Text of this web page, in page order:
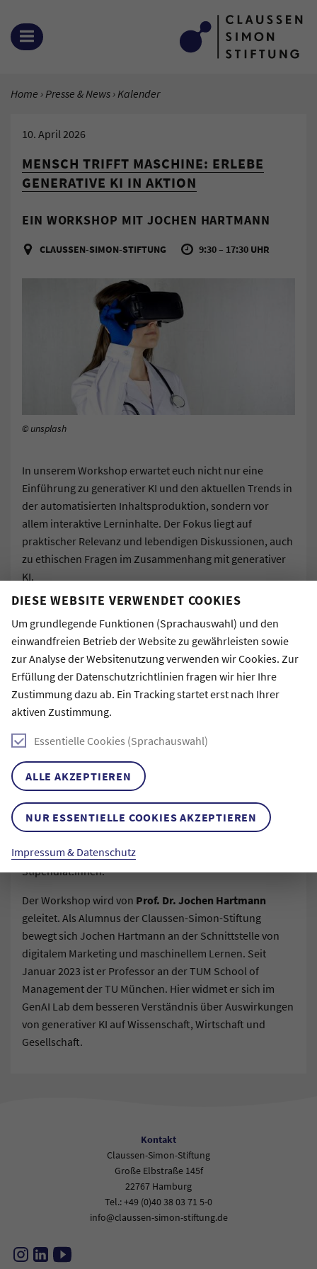
DIESE WEBSITE VERWENDET COOKIES
Um grundlegende Funktionen (Sprachauswahl) und den
einwandfreien Betrieb der Website zu gewährleisten sowie
zur Analyse der Websitenutzung verwenden wir Cookies. Zur
Erfüllung der Datenschutzrichtlinien fragen wir hier Ihre
Zustimmung dazu ab. Ein Tracking startet erst nach Ihrer
aktiven Zustimmung.
Essentielle Cookies (Sprachauswahl)
ALLE AKZEPTIEREN
NUR ESSENTIELLE COOKIES AKZEPTIEREN
Impressum & Datenschutz
Zum Inhalt springen
MENÜ ÖFFNEN
SIE BEFINDEN SICH HIER:
Home Presse & News Aktuelle Seite:
Kalender
10. April 2026
MENSCH TRIFFT MASCHINE: ERLEBE
GENERATIVE KI IN AKTION
EIN WORKSHOP MIT JOCHEN HARTMANN
CLAUSSEN-SIMON-STIFTUNG 9:30 – 17:30 UHR
© unsplash
In unserem Workshop erwartet euch nicht nur eine
Einführung zu generativer KI und den aktuellen Trends in
der automatisierten Inhaltsproduktion, sondern vor
allem interaktive Lerninhalte. Der Fokus liegt auf
praktischer Relevanz und lebendigen Diskussionen, auch
zu ethischen Fragen im Zusammenhang mit generativer
KI.
Sammelt erste praktische Erfahrungen mit verschiedenen
eurem eigenen Endgerät ausprobieren, um sie später im
Studienalltag zu integrieren.
Nach Abschluss des Workshops werdet ihr nicht nur ein
vertieftes Verständnis für verschiedene generative KI-
Modelle entwickelt haben, sondern auch in der Lage sein,
Methoden zur Generierung von Text-, Bild- und
befähigt, die KI-generierten Ergebnisse kritisch zu
bewerten und diese mit von Menschen erstellten Inhalten
zu vergleichen.
Der Workshop ist eine geschlossene Veranstaltung und
richtet sich ausschließlich an aktiv geförderte
Stipendiat:innen.
Der Workshop wird von Prof. Dr. Jochen Hartmann
geleitet. Als Alumnus der Claussen-Simon-Stiftung
bewegt sich Jochen Hartmann an der Schnittstelle von
digitalem Marketing und maschinellem Lernen. Seit
Januar 2023 ist er Professor an der TUM School of
Management der TU München. Hier widmet er sich im
GenAI Lab dem besseren Verständnis über Auswirkungen
von generativer KI auf Wissenschaft, Wirtschaft und
Gesellschaft.
Kontakt
Claussen-Simon-Stiftung
Große Elbstraße 145f
22767 Hamburg
Tel.: +49 (0)40 38 03 71 5-0
info@claussen-simon-stiftung.de